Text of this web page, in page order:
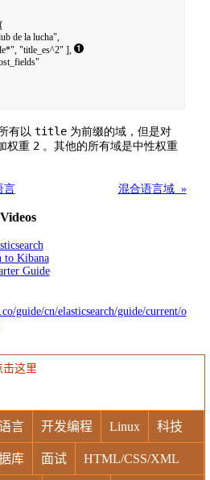
[ "title*", "title_es^2" ],
有以 title为前缀的域，但是对
权重 2。其他的所有域是中性权重
言 混合语言域 »
to Kibana
Guide
guide/cn/elasticsearch/guide/current/o
击这里
言 开发编程 Linux 科技
库 面试 HTML/CSS/XML